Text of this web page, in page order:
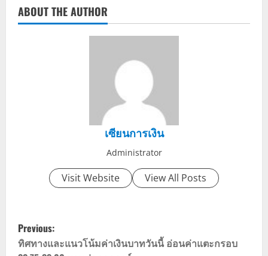
ABOUT THE AUTHOR
เซียนการเงิน
Administrator
Visit Website View All Posts
P
o
Previous:
ทิศทางและแนวโน้มค่าเงินบาทวันนี้ อ่อนค่าแตะกรอบ